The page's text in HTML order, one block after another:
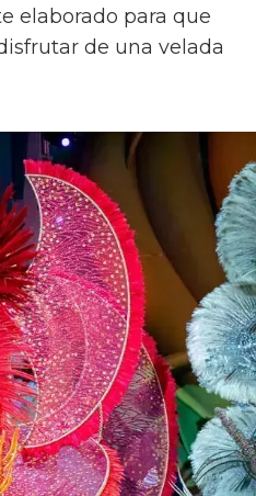
elaborado para que
de una velada